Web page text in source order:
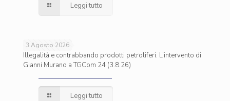
Leggi tutto
3 Agosto 2026
Illegalità e contrabbando prodotti petroliferi. L’intervento di
Gianni Murano a TGCom 24 (3.8.26)
Leggi tutto